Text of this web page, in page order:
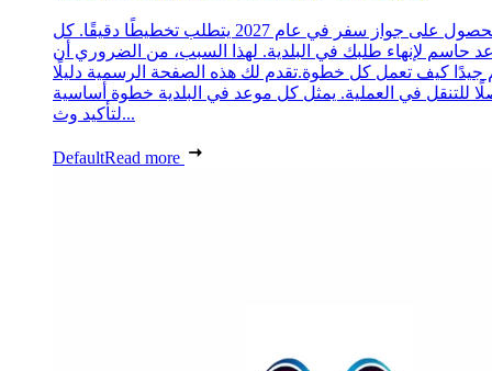
الحصول على جواز سفر في عام 2027 يتطلب تخطيطًا دقيقًا. كل
حاسم لإنهاء طلبك في البلدية. لهذا السبب، من الضروري أن
جيدًا كيف تعمل كل خطوة.تقدم لك هذه الصفحة الرسمية دليلًا
للتنقل في العملية. يمثل كل موعد في البلدية خطوة أساسية
لتأكيد وث...
DefaultRead more